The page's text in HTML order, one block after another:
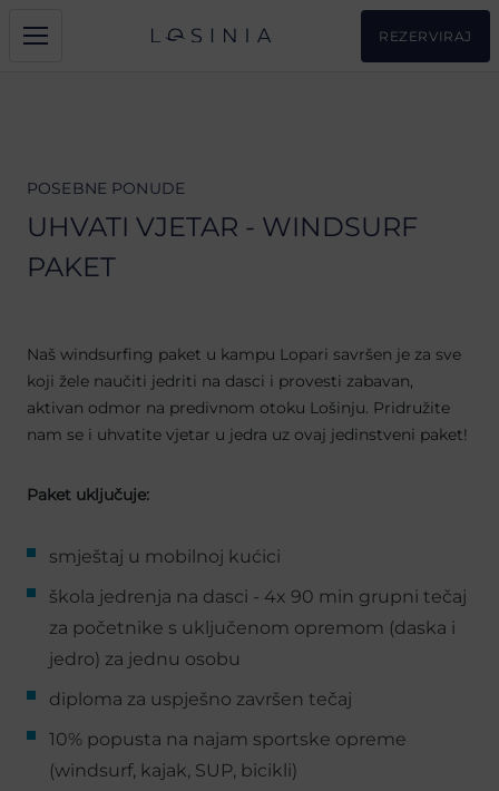
REZERVIRAJ
POSEBNE PONUDE
UHVATI VJETAR - WINDSURF
PAKET
Naš windsurfing paket u kampu Lopari savršen je za sve
koji žele naučiti jedriti na dasci i provesti zabavan,
aktivan odmor na predivnom otoku Lošinju. Pridružite
nam se i uhvatite vjetar u jedra uz ovaj jedinstveni paket!
Paket uključuje:
smještaj u mobilnoj kućici
škola jedrenja na dasci - 4x 90 min grupni tečaj
za početnike s uključenom opremom (daska i
jedro) za jednu osobu
diploma za uspješno završen tečaj
10% popusta na najam sportske opreme
(windsurf, kajak, SUP, bicikli)